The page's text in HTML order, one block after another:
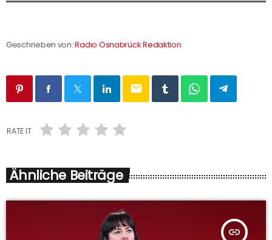
Geschrieben von:Radio Osnabrück Redaktion
email
RATE IT
Ähnliche Beiträge
insert_link